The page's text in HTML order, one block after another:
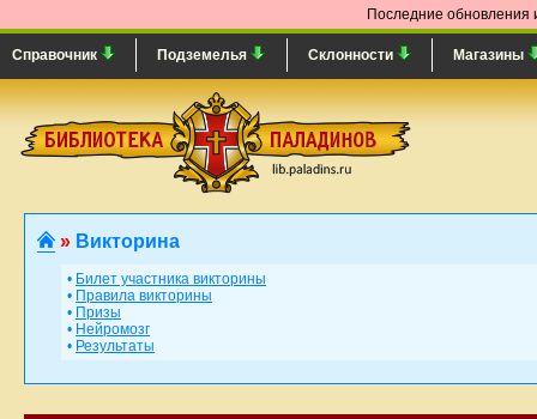
Последние обновления
Справочник Подземелья Склонности Магазины
» Викторина
• Билет участника викторины
• Правила викторины
• Призы
• Нейромозг
• Результаты